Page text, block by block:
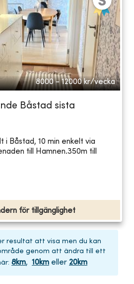
8000 - 12000 kr/vecka
Båstad sista
i Båstad, 10 min enkelt via
till Hamnen.350m till
för tillgänglighet
resultat att visa men du kan
genom att ändra till ett
: 8km, 10km eller 20km